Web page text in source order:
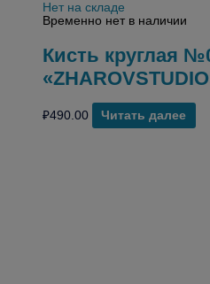
Нет на складе
Временно нет в наличии
Кисть круглая
₽490.00 Читать далее